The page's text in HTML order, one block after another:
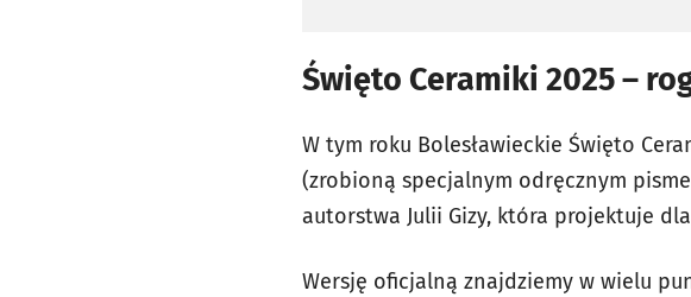
Święto Ceramiki 2025 –
W tym roku Bolesławieckie Święto
(zrobioną specjalnym odręcznym
autorstwa Julii Gizy, która projektuje
Wersję oficjalną znajdziemy w wielu